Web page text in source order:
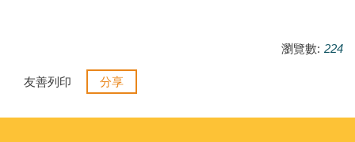
瀏覽數: 224
友善列印 分享